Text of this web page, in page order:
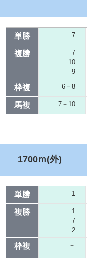
単勝 7
複勝
7
10
9
枠複 6－8
馬複 7－10
1700ｍ(外)
単勝 1
複勝
1
7
2
枠複 －